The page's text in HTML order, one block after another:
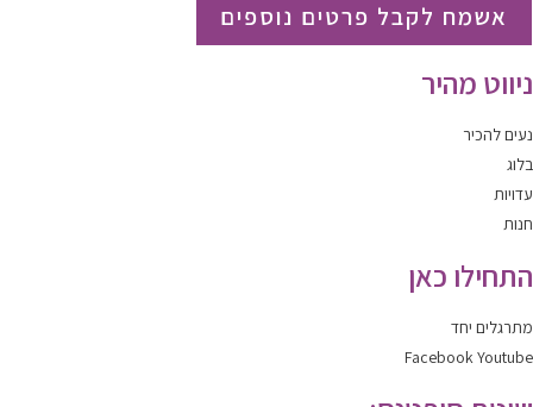
אשמח לקבל פרטים נוספים
ניווט מהיר
נעים להכיר
בלוג
עדויות
חנות
התחילו כאן
מתרגלים יחד
FacebookYoutube